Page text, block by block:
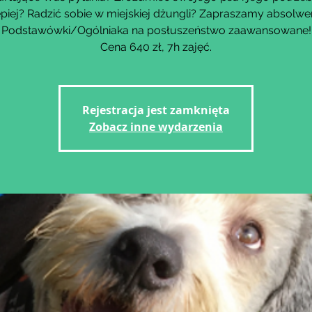
Radzić sobie w miejskiej dżungli? Zapraszamy
Podstawówki/Ogólniaka na posłuszeństwo zaawansowane!
Cena 640 zł, 7h zajęć.
Rejestracja jest zamknięta
Zobacz inne wydarzenia